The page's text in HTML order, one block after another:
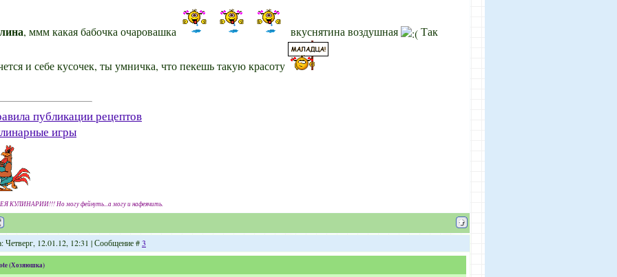
, ммм какая бабочка очаровашка вкуснятина воздушная Так
и себе кусочек, ты умничка, что пекешь такую красоту
публикации рецептов
игры
КУЛИНАРИИ!!! Но могу фейнуть...а могу и нафеячить.
Четверг, 12.01.12, 12:31 | Сообщение #3
(Хозяюшка)